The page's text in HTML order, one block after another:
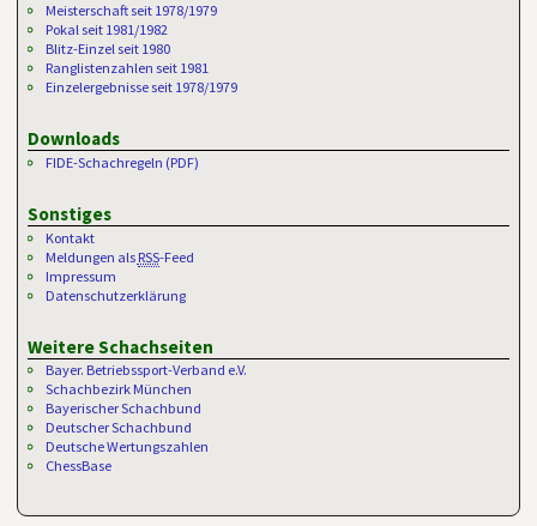
Meisterschaft seit 1978/1979
Pokal seit 1981/1982
Blitz-Einzel seit 1980
Ranglistenzahlen seit 1981
Einzelergebnisse seit 1978/1979
Downloads
FIDE-Schachregeln (PDF)
Sonstiges
Kontakt
Meldungen als RSS-Feed
Impressum
Datenschutzerklärung
Weitere Schachseiten
Bayer. Betriebssport-Verband e.V.
Schachbezirk München
Bayerischer Schachbund
Deutscher Schachbund
Deutsche Wertungszahlen
ChessBase